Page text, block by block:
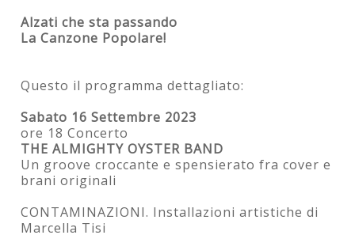
Alzati che sta passando
La Canzone Popolare!
Questo il programma dettagliato:
Sabato 16 Settembre 2023
ore 18 Concerto
THE ALMIGHTY OYSTER BAND
Un groove croccante e spensierato fra cover e
brani originali
CONTAMINAZIONI. Installazioni artistiche di
Marcella Tisi